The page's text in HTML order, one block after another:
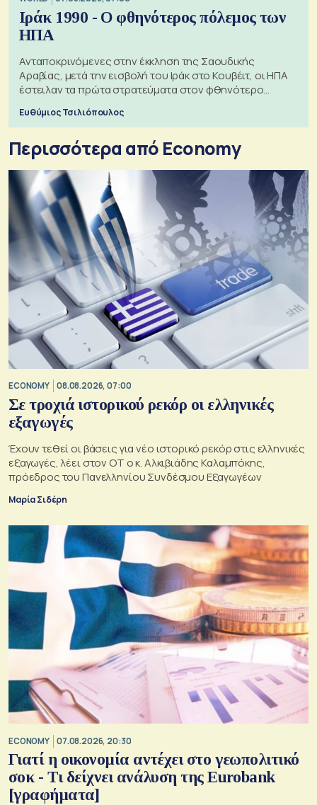
Ιράκ 1990 - Ο φθηνότερος πόλεμος των
ΗΠΑ
Ανταποκρινόμενες στην έκκληση της Σαουδικής
Αραβίας, μετά την εισβολή του Ιράκ στο Κουβέιτ, οι ΗΠΑ
έστειλαν τα πρώτα στρατεύματα στον φθηνότερο
Ευθύμιος Τσιλιόπουλος
Περισσότερα από Economy
ECONOMY 08.08.2026, 07:00
Σε τροχιά ιστορικού ρεκόρ οι ελληνικές
εξαγωγές
Έχουν τεθεί οι βάσεις για νέο ιστορικό ρεκόρ στις ελληνικές
εξαγωγές, λέει στον ΟΤ ο κ. Αλκιβιάδης Καλαμπόκης,
πρόεδρος του Πανελληνίου Συνδέσμου Εξαγωγέων
Μαρία Σιδέρη
ECONOMY 07.08.2026, 20:30
Γιατί η οικονομία αντέχει στο γεωπολιτικό
σοκ - Τι δείχνει ανάλυση της Eurobank
[γραφήματα]